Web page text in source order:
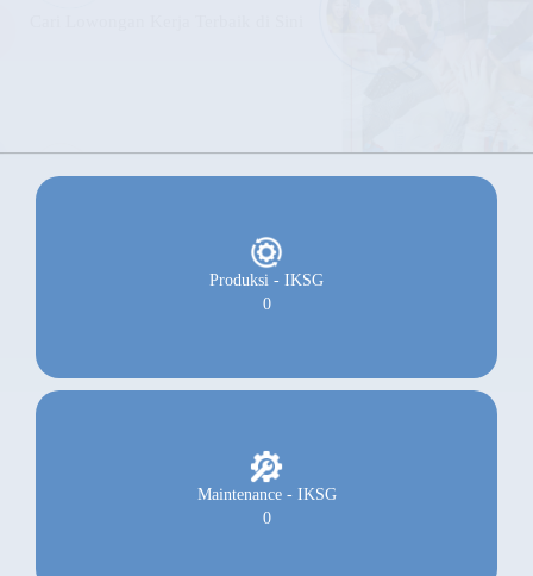
Produksi - IKSG
0
Maintenance - IKSG
0